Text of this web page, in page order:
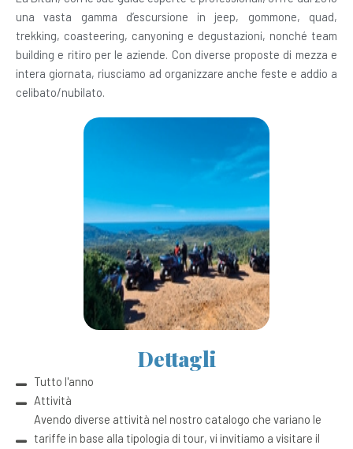
una vasta gamma d’escursione in jeep, gommone, quad,
trekking, coasteering, canyoning e degustazioni, nonché team
building e ritiro per le aziende. Con diverse proposte di mezza e
intera giornata, riusciamo ad organizzare anche feste e addio a
celibato/nubilato.
Dettagli
Tutto l'anno
Attività
Avendo diverse attività nel nostro catalogo che variano le
tariffe in base alla tipologia di tour, vi invitiamo a visitare il